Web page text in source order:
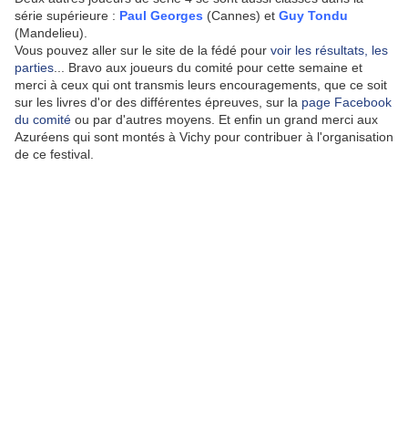
série supérieure : Paul Georges (Cannes) et Guy Tondu
(Mandelieu).
Vous pouvez aller sur le site de la fédé pour voir les résultats, les
parties ... Bravo aux joueurs du comité pour cette semaine et
merci à ceux qui ont transmis leurs encouragements, que ce soit
sur les livres d'or des différentes épreuves, sur la page Facebook
du comité ou par d'autres moyens. Et enfin un grand merci aux
Azuréens qui sont montés à Vichy pour contribuer à l'organisation
de ce festival.